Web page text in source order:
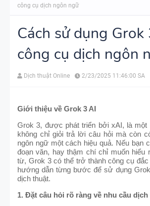
công cụ dịch ngôn ngữ
Cách sử dụng Grok
công cụ dịch ngôn
Dịch thuật Online 2/23/2025 11:46:00 SA
Giới thiệu về Grok 3 AI
Grok 3, được phát triển bởi xAI, là một
không chỉ giỏi trả lời câu hỏi mà còn
ngôn ngữ một cách hiệu quả. Nếu bạn
đoạn văn, hay thậm chí chỉ muốn hiểu
từ, Grok 3 có thể trở thành công cụ
hướng dẫn từng bước để sử dụng
dịch thuật.
1. Đặt câu hỏi rõ ràng về nhu cầu dịch